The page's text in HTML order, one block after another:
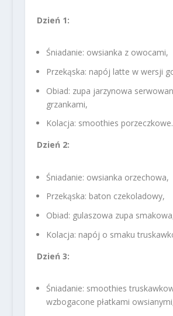
Dzień 1:
Śniadanie: owsianka z owocami,
Przekąska: napój latte w wersji
Obiad: zupa jarzynowa
grzankami,
Kolacja: smoothies porzeczkowe.
Dzień 2:
Śniadanie: owsianka orzechowa,
Przekąska: baton czekoladowy,
Obiad: gulaszowa zupa
Kolacja: napój o smaku
Dzień 3:
Śniadanie: smoothies
wzbogacone płatkami